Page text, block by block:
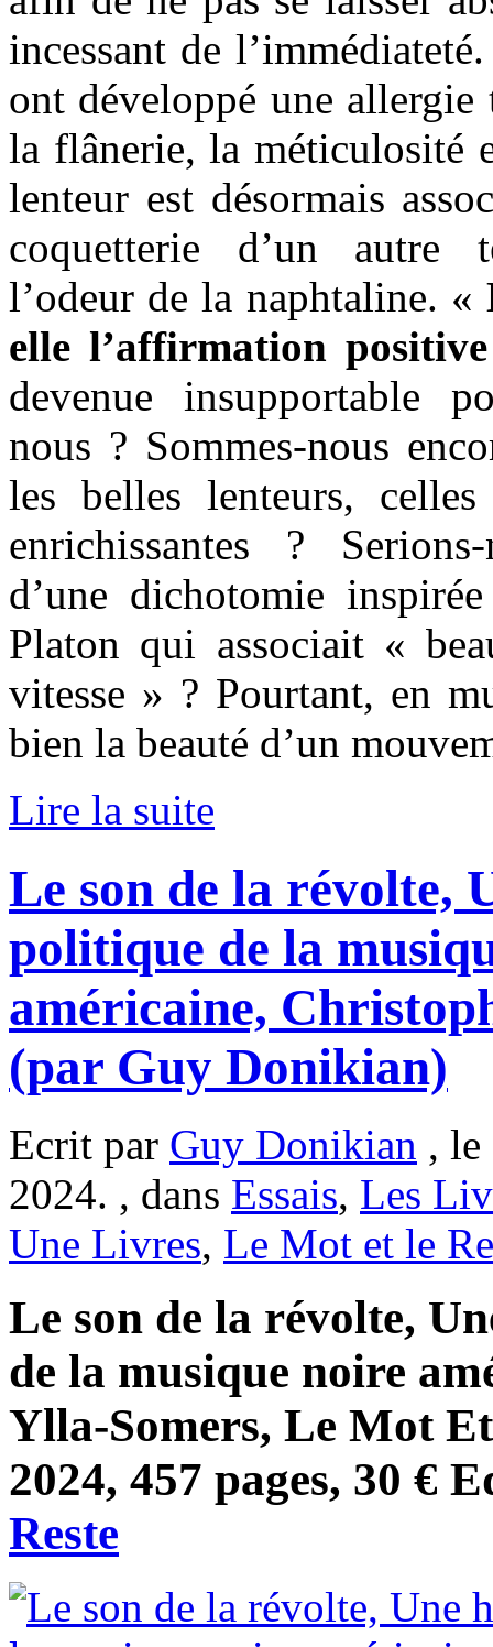
incessant de
ont développé une allergie
la flânerie, la méticulosité
lenteur est désormais
coquetterie d’un autre
l’odeur de la naphtaline. «
elle l’affirmation
devenue insupportable
nous ? Sommes-nous
les belles lenteurs,
enrichissantes ?
d’une dichotomie
Platon qui associait «
vitesse » ? Pourtant, en
bien la beauté d’un
Lire la suite
Le son de la révolte,
politique de la
américaine,
(par Guy Donikian)
Ecrit par Guy Donikian , le
2024. , dans Essais, Les
Une Livres, Le Mot et le
Le son de la révolte,
de la musique noire
Ylla-Somers, Le Mot
2024, 457 pages, 30 €
Reste